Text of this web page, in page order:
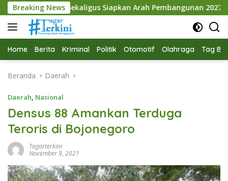
Langsung
ke
konten
Breaking News
Siapkan Arah Pembangunan 2027 Gelar
Home Berita Kriminal Politik Otomotif Olahraga Tag
Beranda Daerah
Daerah, Nasional
Densus 88 Amankan Terduga
Teroris di Bojonegoro
Tagarterkini
November 9, 2021